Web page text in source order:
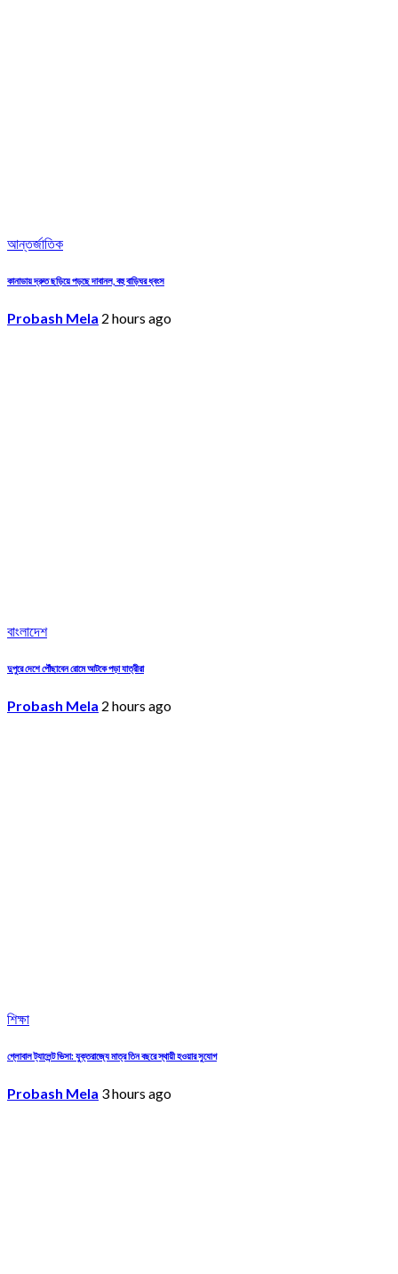
আন্তর্জাতিক
কানাডায় দ্রুত ছড়িয়ে পড়ছে দাবানল, বহু বাড়িঘর ধ্বংস
Probash Mela 2 hours ago
বাংলাদেশ
দুপুরে দেশে পৌঁছাবেন রোমে আটকে পড়া যাত্রীরা
Probash Mela 2 hours ago
শিক্ষা
গ্লোবাল ট্যালেন্ট ভিসা: যুক্তরাজ্যে মাত্র তিন বছরে স্থায়ী হওয়ার সুযোগ
Probash Mela 3 hours ago